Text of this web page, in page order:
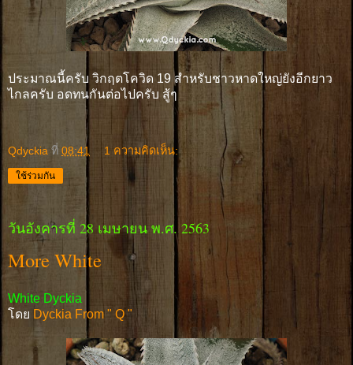
ประมาณนี้ครับ วิกฤตโควิด 19 สำหรับชาวหาดใหญ่ยังอีกยาว
ไกลครับ อดทนกันต่อไปครับ สู้ๆ
Qdyckia ที่ 08:41 1 ความคิดเห็น:
ใช้ร่วมกัน
วันอังคารที่ 28 เมษายน พ.ศ. 2563
More White
White Dyckia
โดย Dyckia From " Q "